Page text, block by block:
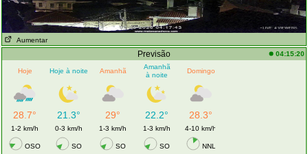
Aumentar
Previsão 04:15:20
Hoje Hoje à noite Amanhã
Amanhã
à noite
Domingo
28.7° 21.3° 29° 22.2° 28.3°
1-2 km/h 0-3 km/h 1-3 km/h 1-3 km/h 4-10 km/h
OSO SO SO SO
NNL